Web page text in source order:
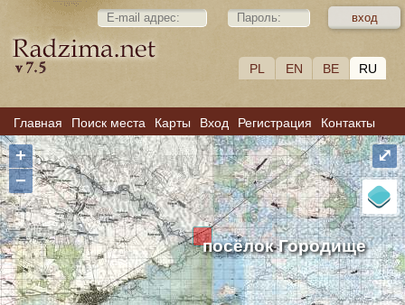
PL EN BE RU
Главная Поиск места Карты Вход Регистрация Контакты
посёлок Городище
+
−
⤢